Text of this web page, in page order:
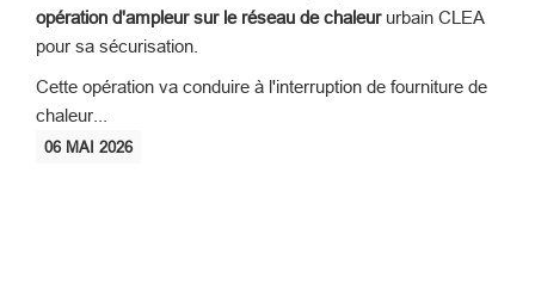
opération d'ampleur sur le réseau de chaleur urbain CLEA
pour sa sécurisation.
Cette opération va conduire à l'interruption de fourniture de
chaleur...
06 MAI 2026